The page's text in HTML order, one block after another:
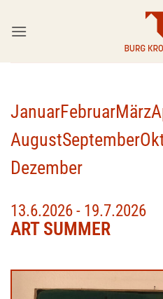
Inhalt
JanuarFebruarMärz
AugustSeptember
Dezember
13.6.2026 - 19.7.2026
ART SUMMER